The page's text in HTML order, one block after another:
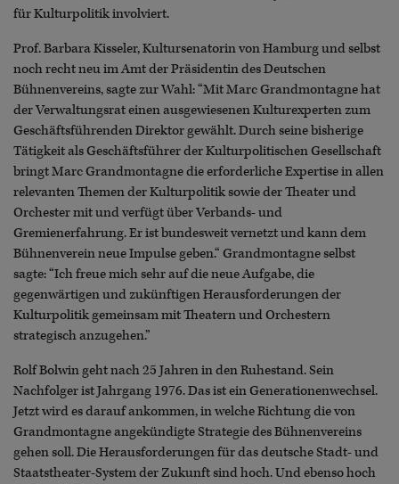
für Kulturpolitik involviert.
Prof. Barbara Kisseler, Kultursenatorin von Hamburg und selbst
noch recht neu im Amt der Präsidentin des Deutschen
Bühnenvereins, sagte zur Wahl: “Mit Marc Grandmontagne hat
der Verwaltungsrat einen ausgewiesenen Kulturexperten zum
Geschäftsführenden Direktor gewählt. Durch seine bisherige
Tätigkeit als Geschäftsführer der Kulturpolitischen Gesellschaft
bringt Marc Grandmontagne die erforderliche Expertise in allen
relevanten Themen der Kulturpolitik sowie der Theater und
Orchester mit und verfügt über Verbands- und
Gremienerfahrung. Er ist bundesweit vernetzt und kann dem
Bühnenverein neue Impulse geben.“ Grandmontagne selbst
sagte: “Ich freue mich sehr auf die neue Aufgabe, die
gegenwärtigen und zukünftigen Herausforderungen der
Kulturpolitik gemeinsam mit Theatern und Orchestern
strategisch anzugehen.”
Rolf Bolwin geht nach 25 Jahren in den Ruhestand. Sein
Nachfolger ist Jahrgang 1976. Das ist ein Generationenwechsel.
Jetzt wird es darauf ankommen, in welche Richtung die von
Grandmontagne angekündigte Strategie des Bühnenvereins
gehen soll. Die Herausforderungen für das deutsche Stadt- und
Staatstheater-System der Zukunft sind hoch. Und ebenso hoch